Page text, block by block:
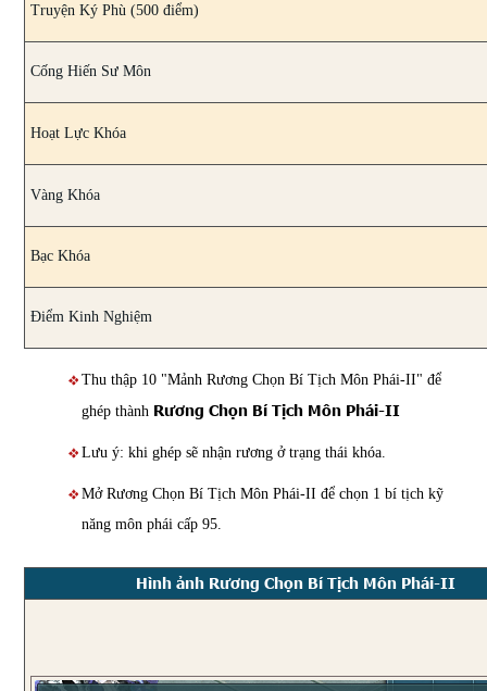
Truyện Ký Phù (500 điểm)
Cống Hiến Sư Môn
Hoạt Lực Khóa
Vàng Khóa
Bạc Khóa
Điểm Kinh Nghiệm
Thu thập 10 "Mảnh Rương Chọn Bí Tịch Môn Phái-II" để
ghép thành Rương Chọn Bí Tịch Môn Phái-II
Lưu ý: khi ghép sẽ nhận rương ở trạng thái khóa.
Mở Rương Chọn Bí Tịch Môn Phái-II để chọn 1 bí tịch kỹ
năng môn phái cấp 95.
Hình ảnh Rương Chọn Bí Tịch Môn Phái-II